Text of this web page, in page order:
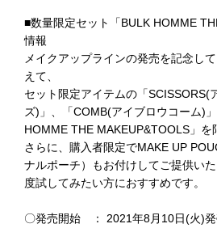
■数量限定セット「BULK HOMME
情報
メイクアップラインの発売を記念し
えて、
セット限定アイテムの「SCISSORS(
ズ)」、「COMB(アイブロウコーム)
HOMME THE MAKEUP&TOOLS」を
さらに、購入者限定でMAKE UP
ナルポーチ）もお付けしてご提供い
度試してみたい方におすすめです。
〇発売開始 ： 2021年8月10日(火)発